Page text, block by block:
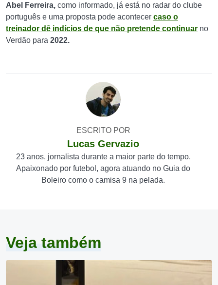
Abel Ferreira, como informado, já está no radar do clube
português e uma proposta pode acontecer caso o
treinador dê indícios de que não pretende continuar no
Verdão para 2022.
ESCRITO POR
Lucas Gervazio
23 anos, jornalista durante a maior parte do tempo.
Apaixonado por futebol, agora atuando no Guia do
Boleiro como o camisa 9 na pelada.
Veja também